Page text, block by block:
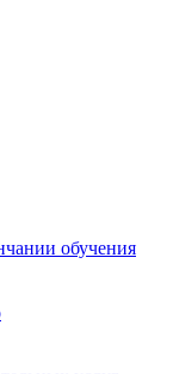
обучения